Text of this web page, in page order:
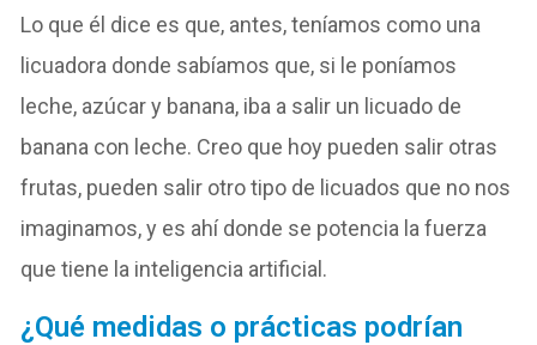
Lo que él dice es que, antes, teníamos como una
licuadora donde sabíamos que, si le poníamos
leche, azúcar y banana, iba a salir un licuado de
banana con leche. Creo que hoy pueden salir otras
frutas, pueden salir otro tipo de licuados que no nos
imaginamos, y es ahí donde se potencia la fuerza
que tiene la inteligencia artificial.
¿Qué medidas o prácticas podrían